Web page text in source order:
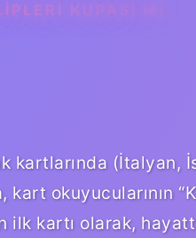
KUPASI MI
kartlarında
kart okuyucularının
ilk kartı olarak,